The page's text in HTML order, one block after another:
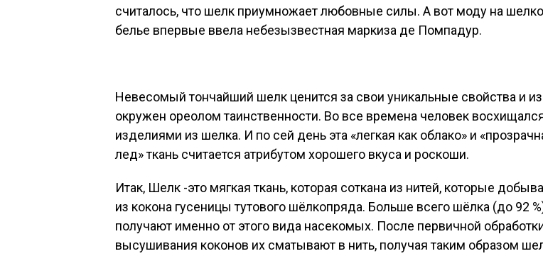
считалось, что шелк приумножает любовные силы. А вот моду на
белье впервые ввела небезызвестная маркиза де Помпадур.
Невесомый тончайший шелк ценится за свои уникальные свойства и
окружен ореолом таинственности. Во все времена человек
изделиями из шелка. И по сей день эта «легкая как облако» и
лед» ткань считается атрибутом хорошего вкуса и роскоши.
Итак, Шелк -это мягкая ткань, которая соткана из нитей, которые
из кокона гусеницы тутового шёлкопряда. Больше всего шёлка (до 92
получают именно от этого вида насекомых. После первичной
высушивания коконов их сматывают в нить, получая таким образом